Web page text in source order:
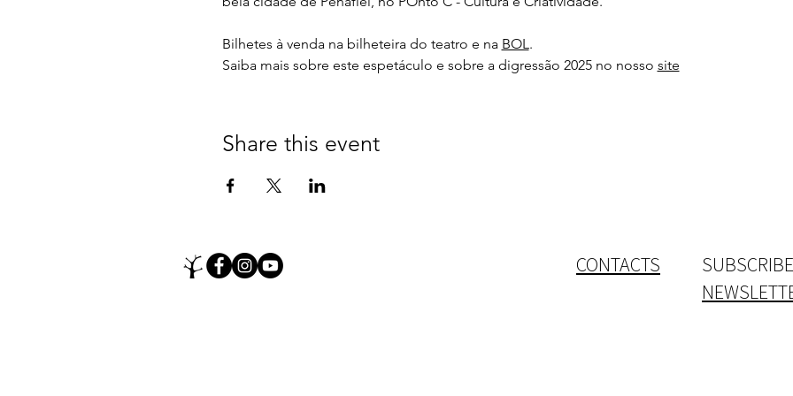
Bilhetes à venda na bilheteira do teatro e na BOL.
Saiba mais sobre este espetáculo e sobre a digressão 2025 no nosso site
Share this event
CONTACTS